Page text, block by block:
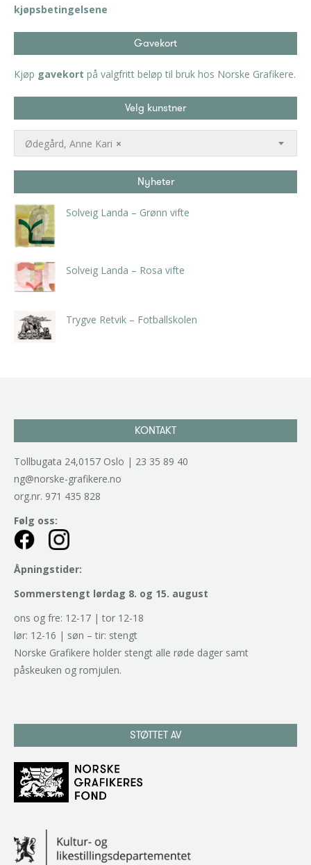
kjøpsbetingelsene
Gavekort
Kjøp gavekort på valgfritt beløp til bruk hos Norske Grafikere.
Velg kunstner
×
Ødegård, Anne Kari
Nyheter
Solveig Landa – Grønn vifte
Solveig Landa – Rosa vifte
Trygve Retvik – Fotballskolen
KONTAKT
Tollbugata 24,0157 Oslo | 23 35 89 40
ng@norske-grafikere.no
org.nr. 971 435 828
Følg oss:
Åpningstider:
Sommerstengt lørdag 8. og 15. august
ons og fre: 12-17 | tor 12-18
lør: 12-16 | søn – tir: stengt
Norske Grafikere holder stengt alle røde dager samt
påskeuken og romjulen.
STØTTET AV